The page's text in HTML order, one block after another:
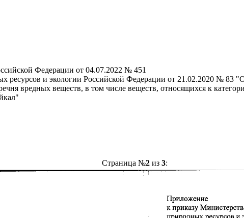
Федерации от 04.07.2022 № 451
ресурсов и экологии Российской Федерации от 21.02.2020 № 83
вредных веществ, в том числе веществ, относящихся к
Страница №2из 3: